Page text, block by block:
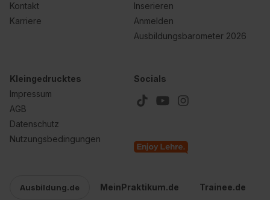
Kontakt
Karriere
Inserieren
Anmelden
Ausbildungsbarometer 2026
Kleingedrucktes
Impressum
AGB
Datenschutz
Nutzungsbedingungen
Socials
Ausbildung.de MeinPraktikum.de Trainee.de